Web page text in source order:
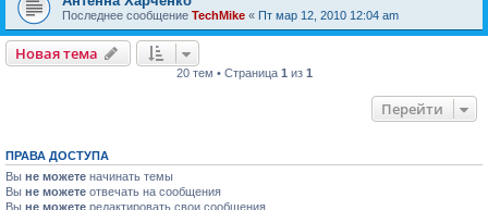
Последнее сообщение TechMike « Пт мар 12, 2010 12:04 am
Новая тема
20 тем • Страница 1 из 1
Перейти
ПРАВА ДОСТУПА
Вы не можете начинать темы
Вы не можете отвечать на сообщения
Вы не можете редактировать свои сообщения